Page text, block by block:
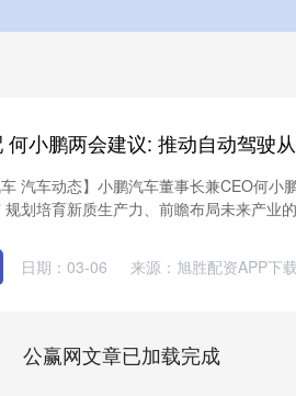
车 汽车动态】小鹏汽车董事长兼CEO何
规划培育新质生产力、前瞻布局未来产业
日期：03-06 来源：旭胜配资APP下载
公赢网文章已加载完成